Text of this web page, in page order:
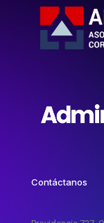
Contáctanos